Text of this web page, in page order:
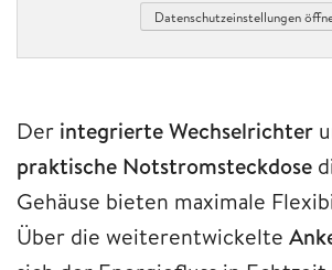
Datenschutzeinstellungen
Der integrierte Wechselrichter
praktische Notstromsteckdose
Gehäuse bieten maximale
Über die weiterentwickelte